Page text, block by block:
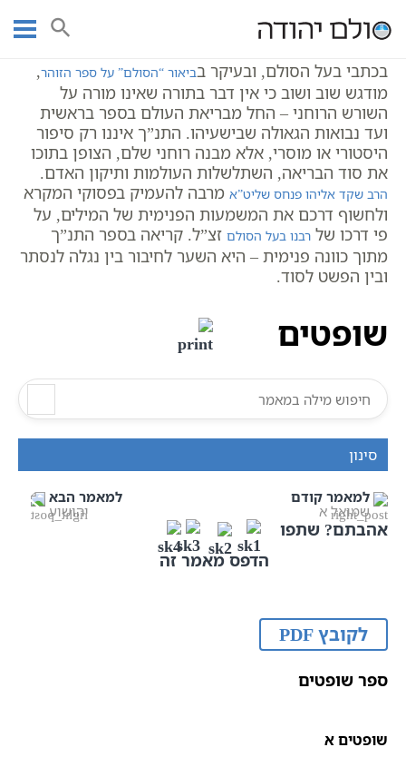
עמוד ראשי שופטים
בכתבי בעל הסולם, ובעיקר בביאור “הסולם” על ספר הזוהר,
מודגש שוב ושוב כי אין דבר בתורה שאינו מורה על
השורש הרוחני – החל מבריאת העולם בספר בראשית
ועד נבואות הגאולה שבישעיהו. התנ”ך איננו רק סיפור
היסטורי או מוסרי, אלא מבנה רוחני שלם, הצופן בתוכו
את סוד הבריאה, השתלשלות העולמות ותיקון האדם.
הרב שקד אליהו פנחס שליט”א מרבה להעמיק בפסוקי המקרא
ולחשוף דרכם את המשמעות הפנימית של המילים, על
פי דרכו של רבנו בעל הסולם זצ”ל. קריאה בספר התנ”ך
מתוך כוונה פנימית – היא השער לחיבור בין נגלה לנסתר
ובין הפשט לסוד.
שופטים
לקובץ PDF
ספר שופטים
שופטים א
סינון
למאמר קודם
שמואל א
למאמר הבא
יהושוע
אהבתם? שתפו
הדפס מאמר זה